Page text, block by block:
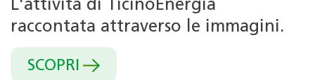
L'attività di TicinoEnergia
raccontata attraverso le immagini.
SCOPRI